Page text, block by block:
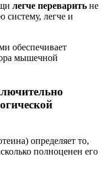
легче переварить не
систему, легче и
обеспечивает
мышечной
определяет то,
полноценен его